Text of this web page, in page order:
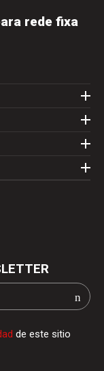
rede fixa
de este sitio